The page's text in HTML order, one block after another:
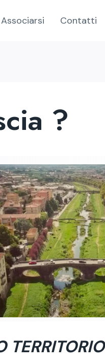
Associarsi Contatti
?
TERRITORIO